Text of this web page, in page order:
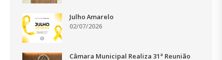
Julho Amarelo
02/07/2026
Câmara Municipal Realiza 31ª Reunião